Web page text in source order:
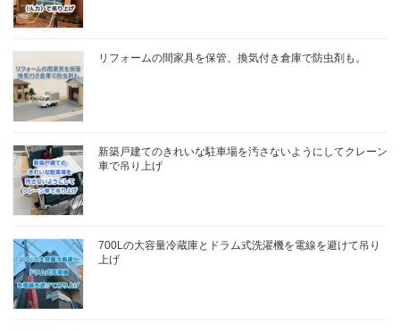
リフォームの間家具を保管。換気付き倉庫で防虫剤も。
新築戸建てのきれいな駐車場を汚さないようにしてクレーン
車で吊り上げ
700Lの大容量冷蔵庫とドラム式洗濯機を電線を避けて吊り
上げ